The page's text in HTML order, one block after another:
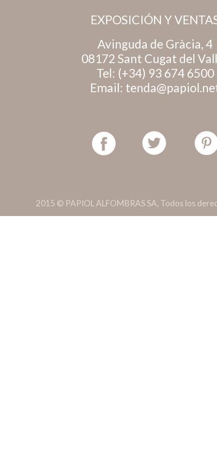
EXPOSICIÓN Y
Avinguda de Gràcia, 4
08172 Sant Cugat del
Tel: (+34) 93 674 6500
Email:
2015 © PAPIOL ALFOMBRAS SA, Todos los